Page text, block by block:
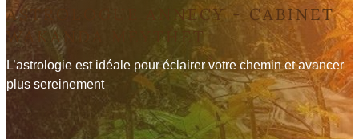
ASTROLOGUE ANNECY - CABINET
WAKANDA MEYTHET
L’astrologie est idéale pour éclairer votre chemin et avancer
plus sereinement